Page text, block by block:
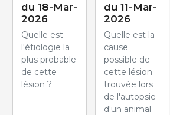
du 18-Mar-
2026
Quelle est
l'étiologie la
plus probable
de cette
lésion ?
du 11-Mar-
2026
Quelle est la
cause
possible de
cette lésion
trouvée lors
de l'autopsie
d'un animal